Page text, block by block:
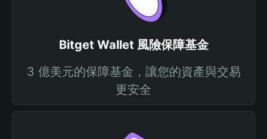
Bitget Wallet 風險保障基金
3 億美元的保障基金，讓您的資產與交易
更安全